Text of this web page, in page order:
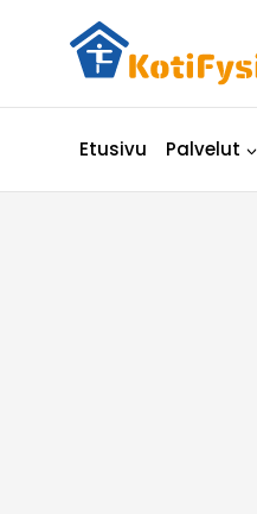
sisältöön
Etusivu Palvelut